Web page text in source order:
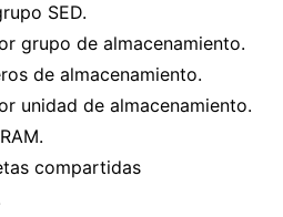
SED.
grupo de almacenamiento.
de almacenamiento.
unidad de almacenamiento.
compartidas